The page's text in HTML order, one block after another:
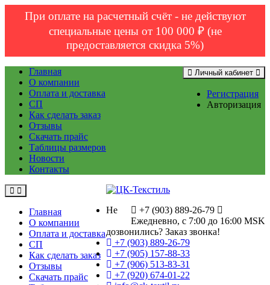
При оплате на расчетный счёт - не действуют
специальные цены от 100 000 ₽ (не
предоставляется скидка 5%)
Личный кабинет
Регистрация
Авторизация
Главная
О компании
Оплата и доставка
СП
Как сделать заказ
Отзывы
Скачать прайс
Таблицы размеров
Новости
Контакты
Главная
О компании
Оплата и доставка
СП
Как сделать заказ
Отзывы
Скачать прайс
+7 (903) 889-26-79
Ежедневно, с 7:00 до 16:00 MSK
Не
дозвонились? Заказ звонка!
+7 (903) 889-26-79
+7 (905) 157-88-33
+7 (906) 513-83-31
+7 (920) 674-01-22